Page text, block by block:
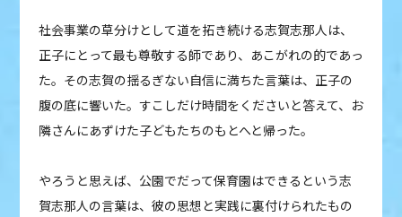
社会事業の草分けとして道を拓き続ける志賀志那人は、
正子にとって最も尊敬する師であり、あこがれの的であっ
た。その志賀の揺るぎない自信に満ちた言葉は、正子の
腹の底に響いた。すこしだけ時間をくださいと答えて、お
隣さんにあずけた子どもたちのもとへと帰った。
やろうと思えば、公園でだって保育園はできるという志
賀志那人の言葉は、彼の思想と実践に裏付けられたもの